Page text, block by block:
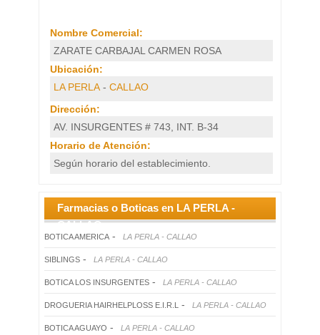
Establecimiento
Nombre Comercial:
ZARATE CARBAJAL CARMEN ROSA
Ubicación:
LA PERLA- CALLAO
Dirección:
AV. INSURGENTES # 743, INT. B-34
Horario de Atención:
Según horario del establecimiento.
Farmacias o Boticas en LA PERLA -
CALLAO
BOTICA AMERICA - LA PERLA - CALLAO
SIBLINGS - LA PERLA - CALLAO
BOTICA LOS INSURGENTES - LA PERLA - CALLAO
DROGUERIA HAIRHELPLOSS E.I.R.L - LA PERLA - CALLAO
BOTICA AGUAYO - LA PERLA - CALLAO